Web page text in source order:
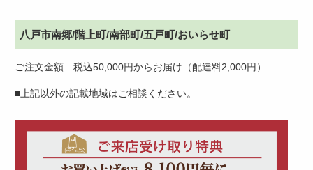
八戸市南郷/階上町/南部町/五戸町/おいらせ町
ご注文金額 税込50,000円からお届け（配達料2,000円）
■上記以外の記載地域はご相談ください。